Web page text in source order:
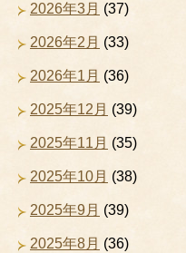
2026年3月 (37)
2026年2月 (33)
2026年1月 (36)
2025年12月 (39)
2025年11月 (35)
2025年10月 (38)
2025年9月 (39)
2025年8月 (36)